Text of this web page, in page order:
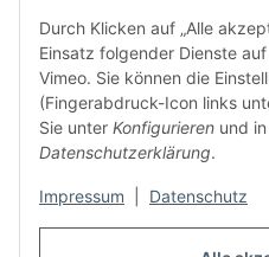
Durch Klicken auf „Alle
Einsatz folgender Dienste
Vimeo. Sie können die
(Fingerabdruck-Icon links
Sie unter Konfigurieren und
Datenschutzerklärung.
Impressum Datenschutz
Auspuff Hotline unter:
02303 – 983 77 27